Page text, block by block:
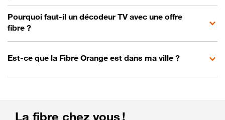
Pourquoi faut-il un décodeur TV avec une offre
fibre ?
Est-ce que la Fibre Orange est dans ma ville ?
La fibre chez vous !